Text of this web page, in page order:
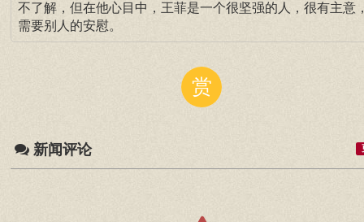
不了解，但在他心目中，王菲是一个很坚强的人，很有主意
需要别人的安慰。
赏
新闻评论